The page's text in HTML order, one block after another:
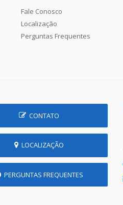
Fale Conosco
Localização
Perguntas Frequentes
CONTATO
LOCALIZAÇÃO
PERGUNTAS FREQUENTES